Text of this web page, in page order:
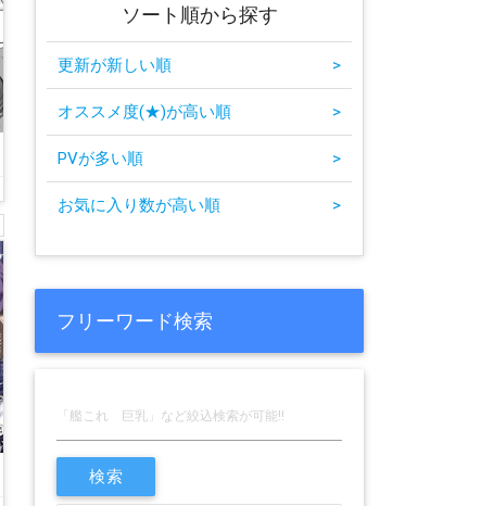
ソート順から探す
更新が新しい順 >
オススメ度(★)が高い順 >
PVが多い順 >
お気に入り数が高い順 >
フリーワード検索